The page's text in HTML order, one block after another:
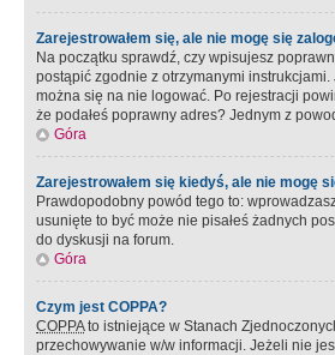
Zarejestrowałem się, ale nie mogę się
Na początku sprawdź, czy wpisujesz
postąpić zgodnie z otrzymanymi
można się na nie logować. Po rejestracji
że podałeś poprawny adres? Jednym z
Góra
Zarejestrowałem się kiedyś, ale nie mogę
Prawdopodobny powód tego to:
usunięte to być może nie pisałeś żadnych
do dyskusji na forum.
Góra
Czym jest COPPA?
COPPAto istniejące w Stanach
przechowywanie w/w informacji. Jeżeli nie